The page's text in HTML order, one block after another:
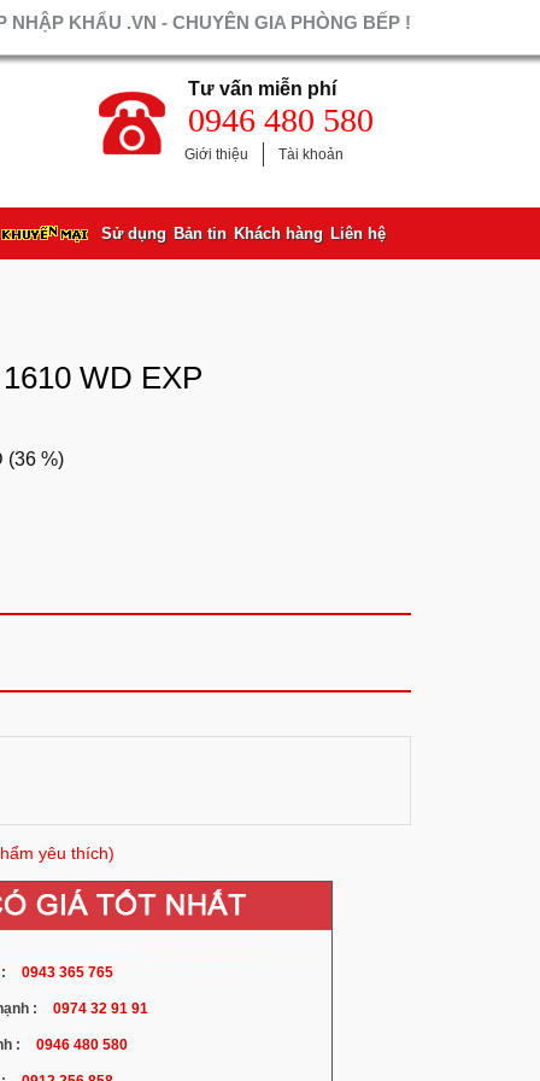
NHẬP KHẨU .VN - CHUYÊN GIA PHÒNG BẾP !
Tư vấn miễn phí
0946 480 580
Giới thiệu Tài khoản
Sử dụng Bản tin Khách hàng Liên hệ
WD EXP
(36 %)
yêu thích)
0943 365 765
: 0974 32 91 91
: 0946 480 580